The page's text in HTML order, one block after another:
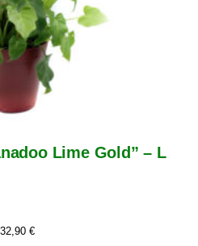
Lime Gold” – L
32,90 €